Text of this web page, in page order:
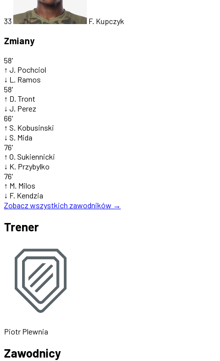
33 F. Kupczyk
Zmiany
58'
↑ J. Pochciol
↓ L. Ramos
58'
↑ D. Tront
↓ J. Perez
66'
↑ S. Kobusinski
↓ S. Mida
76'
↑ O. Sukiennicki
↓ K. Przybylko
76'
↑ M. Milos
↓ F. Kendzia
Zobacz wszystkich zawodników →
Trener
Piotr Plewnia
Zawodnicy